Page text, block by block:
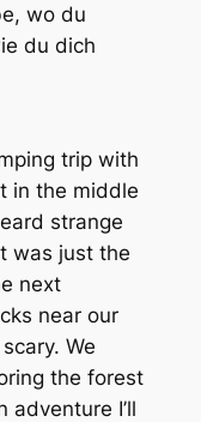
wo du
du dich
trip with
in the middle
strange
was just the
next
near our
We
the forest
adventure I’ll